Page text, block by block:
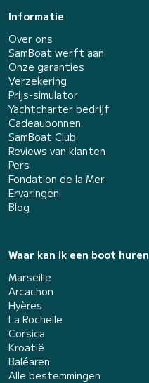
Informatie
Over ons
SamBoat werft aan
Onze garanties
Verzekering
Prijs-simulator
Yachtcharter bedrijf
Cadeaubonnen
SamBoat Club
Reviews van klanten
Pers
Fondation de la Mer
Ervaringen
Blog
Waar kan ik een boot huren
Marseille
Arcachon
Hyères
La Rochelle
Corsica
Kroatië
Baléaren
Alle bestemmingen